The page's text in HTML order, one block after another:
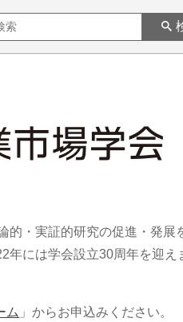
的・実証的研究の促進・発展
年には学会設立30周年を迎え
ム 」からお申込みください。